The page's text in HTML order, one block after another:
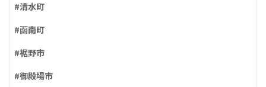
#清水町
#函南町
#裾野市
#御殿場市